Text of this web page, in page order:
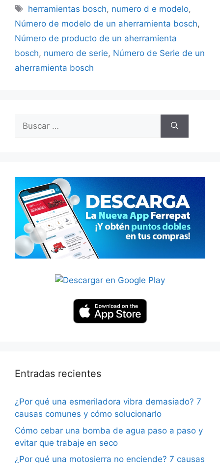
Etiquetas
herramientas bosch, numero d e modelo,
Número de modelo de un aherramienta bosch,
Número de producto de un aherramienta
bosch, numero de serie, Número de Serie de un
aherramienta bosch
Buscar:
Entradas recientes
¿Por qué una esmeriladora vibra demasiado? 7
causas comunes y cómo solucionarlo
Cómo cebar una bomba de agua paso a paso y
evitar que trabaje en seco
¿Por qué una motosierra no enciende? 7 causas